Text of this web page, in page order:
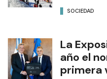
SOCIEDAD
La
año el
primera